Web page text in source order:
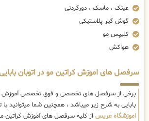
عینک ، ماسک ، دورگردنی
گوش گیر پلاستیکی
کلیپس مو
هواکش
سرفصل های اموزش کراتین مو در اتوبان
برخی از سرفصل های تخصصی و فوق تخصصی آموزش
بابایی به شرح زیر میباشد ، همچنین شما میتوانید
اموزشگاه عریس از کلیه سرفصل های آموزش کراتین مو